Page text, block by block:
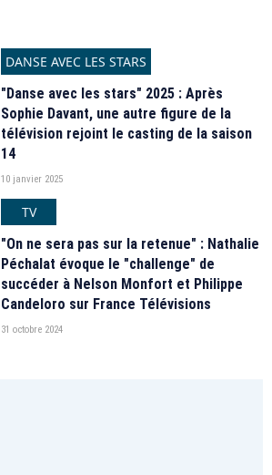
DANSE AVEC LES STARS
"Danse avec les stars" 2025 : Après
Sophie Davant, une autre figure de la
télévision rejoint le casting de la saison
14
10 janvier 2025
TV
"On ne sera pas sur la retenue" : Nathalie
Péchalat évoque le "challenge" de
succéder à Nelson Monfort et Philippe
Candeloro sur France Télévisions
31 octobre 2024